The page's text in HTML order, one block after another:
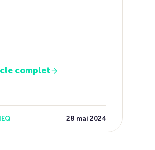
complet
28 mai 2024